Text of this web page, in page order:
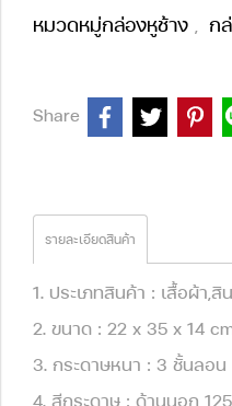
หมวดหมู่กล่องหูช้าง , ก
Share
รายละเอียดสินค้า
1. ประเภทสินค้า : เสื้อผ้า,
2. ขนาด : 22 x 35 x 14
3. กระดาษหนา : 3 ชั้นลอน
4. สีกระดาษ : ด้านนอก